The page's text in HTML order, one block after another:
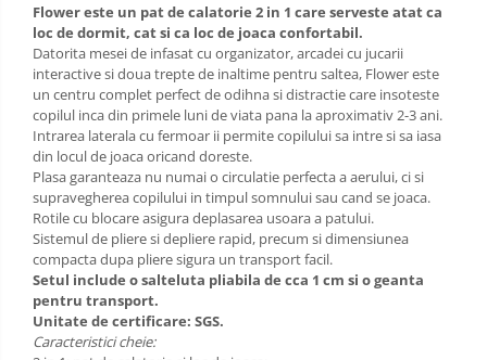
Flower este un pat de calatorie 2 in 1 care serveste atat ca
loc de dormit, cat si ca loc de joaca confortabil.
Datorita mesei de infasat cu organizator, arcadei cu jucarii
interactive si doua trepte de inaltime pentru saltea, Flower este
un centru complet perfect de odihna si distractie care insoteste
copilul inca din primele luni de viata pana la aproximativ 2-3 ani.
Intrarea laterala cu fermoar ii permite copilului sa intre si sa iasa
din locul de joaca oricand doreste.
Plasa garanteaza nu numai o circulatie perfecta a aerului, ci si
supravegherea copilului in timpul somnului sau cand se joaca.
Rotile cu blocare asigura deplasarea usoara a patului.
Sistemul de pliere si depliere rapid, precum si dimensiunea
compacta dupa pliere sigura un transport facil.
Setul include o salteluta pliabila de cca 1 cm si o geanta
pentru transport.
Unitate de certificare: SGS.
Caracteristici cheie: